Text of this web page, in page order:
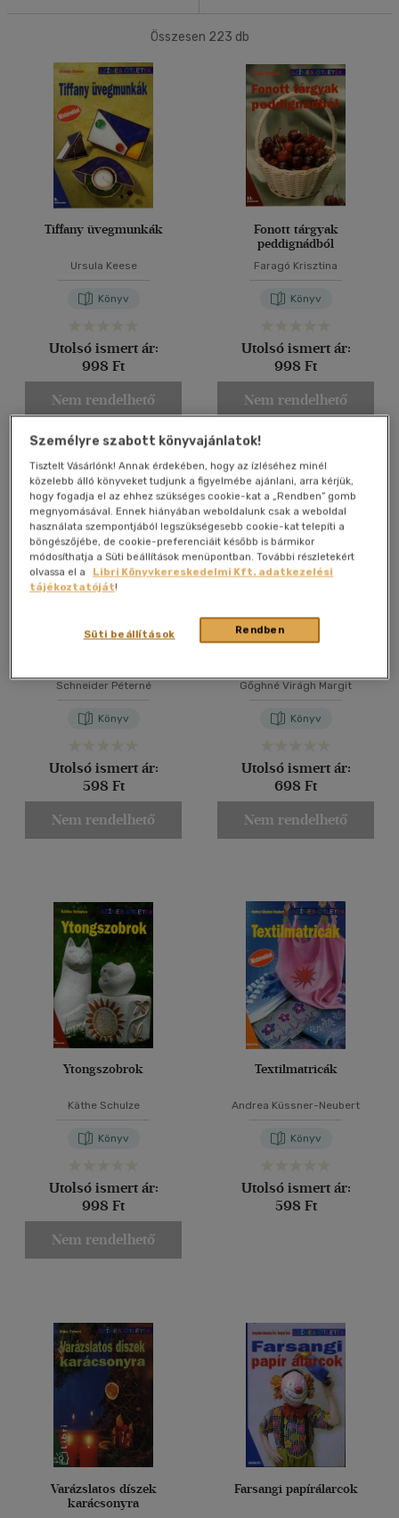
Magyar(223)
Ár szerint
500 Ft alatt (9)
500 Ft - 2500 Ft
2500 Ft - 4500 Ft
Ifjúsági
(33)
Gyermek és ifjúsági
Felnőtt
Vélemény szerint
(22)
(3)
(5)
(2)
(191)
Alkalmaz
Összesen 223 db
Tiffany üvegmunkák
Ursula Keese
Könyv
Utolsó ismert ár:
998 Ft
Nem rendelhető
Fonott tárgyak
peddignádból
Faragó Krisztina
Könyv
Utolsó ismert ár:
998 Ft
Nem rendelhető
Schneider Péterné
Könyv
Utolsó ismert ár:
598 Ft
Nem rendelhető
Gőghné Virágh Margit
Könyv
Utolsó ismert ár:
698 Ft
Nem rendelhető
Ytongszobrok
Käthe Schulze
Könyv
Utolsó ismert ár:
998 Ft
Nem rendelhető
Textilmatricák
Andrea Küssner-Neubert
Könyv
Utolsó ismert ár:
598 Ft
Varázslatos díszek
karácsonyra
Farsangi papírálarcok
Személyre szabott könyvajánlatok!
Tisztelt Vásárlónk! Annak érdekében, hogy az ízléséhez minél
közelebb álló könyveket tudjunk a figyelmébe ajánlani, arra kérjük,
hogy fogadja el az ehhez szükséges cookie-kat a „Rendben” gomb
megnyomásával. Ennek hiányában weboldalunk csak a weboldal
használata szempontjából legszükségesebb cookie-kat telepíti a
böngészőjébe, de cookie-preferenciáit később is bármikor
módosíthatja a Süti beállítások menüpontban. További részletekért
olvassa el a
Libri Könyvkereskedelmi Kft. adatkezelési
tájékoztatóját!
Rendben
Süti beállítások